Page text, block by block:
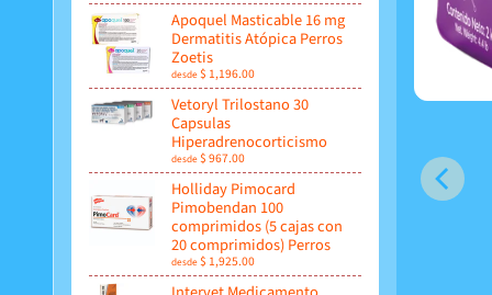
Apoquel Masticable 16 mg
Dermatitis Atópica Perros
Zoetis
desde$ 1,196.00
Vetoryl Trilostano 30
Capsulas
Hiperadrenocorticismo
desde$ 967.00
Holliday Pimocard
Pimobendan 100
comprimidos (5 cajas con
20 comprimidos) Perros
desde$ 1,925.00